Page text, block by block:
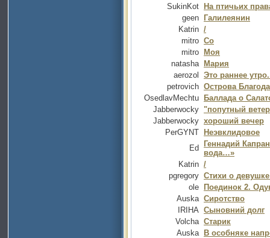
SukinKot
На птичьих
geen
Галилеянин
Katrin /
mitro Со
mitro
Моя
natasha Мария
aerozol
Это раннее
petrovich Острова
OsedlavMechtu
Баллада о
Jabberwocky "попутный
Jabberwocky хороший вечер
PerGYNT
Неэвклидовое
Ed
Геннадий
вода…»
Katrin /
pgregory Стихи о
ole
Поединок 2.
Auska Cиротство
IRIHA Сыновний долг
Volcha Старик
Auska В особняке